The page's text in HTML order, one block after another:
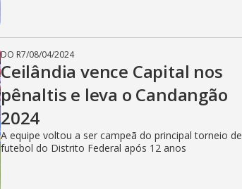
DO R7/08/04/2024
Ceilândia vence Capital nos
pênaltis e leva o Candangão
2024
A equipe voltou a ser campeã do principal torneio de
futebol do Distrito Federal após 12 anos